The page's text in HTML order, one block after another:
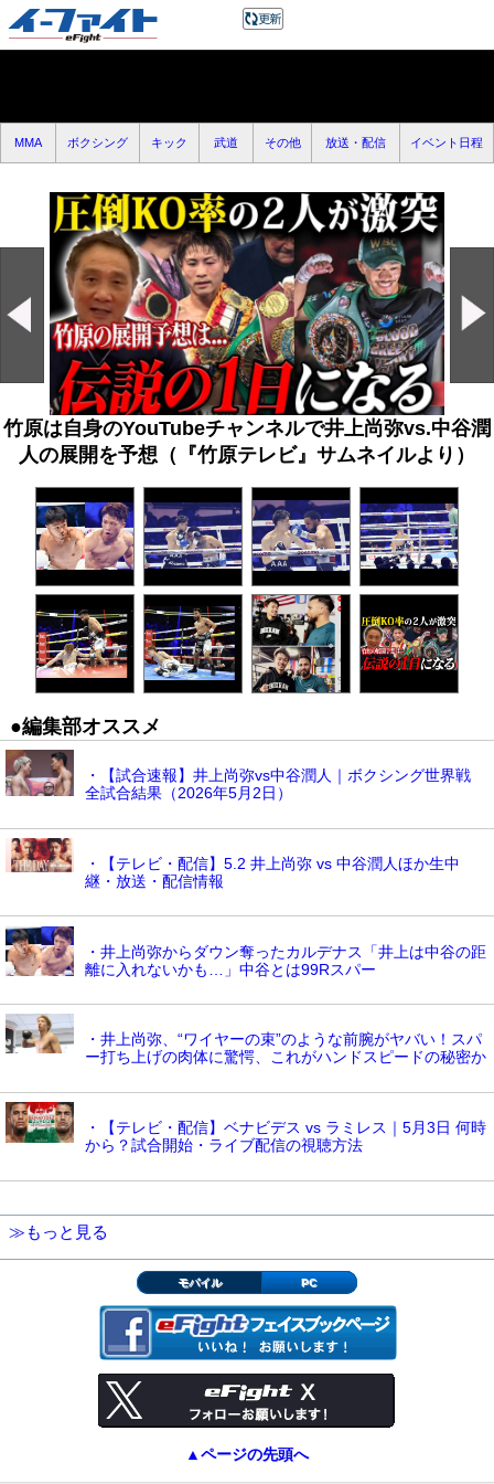
MMA ボクシング キック 武道 その他 放送・配信 イベント日程
竹原は自身のYouTubeチャンネルで井上尚弥vs.中谷潤
人の展開を予想（『竹原テレビ』サムネイルより）
●編集部オススメ
・【試合速報】井上尚弥vs中谷潤人｜ボクシング世界戦
全試合結果（2026年5月2日）
・【テレビ・配信】5.2 井上尚弥 vs 中谷潤人ほか生中
継・放送・配信情報
・井上尚弥からダウン奪ったカルデナス「井上は中谷の距
離に入れないかも…」中谷とは99Rスパー
・井上尚弥、“ワイヤーの束”のような前腕がヤバい！スパ
ー打ち上げの肉体に驚愕、これがハンドスピードの秘密か
・【テレビ・配信】ベナビデス vs ラミレス｜5月3日 何時
から？試合開始・ライブ配信の視聴方法
≫もっと見る
モバイル PC
▲ページの先頭へ